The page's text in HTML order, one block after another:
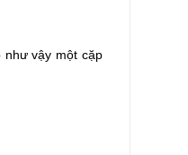
như vậy một cặp